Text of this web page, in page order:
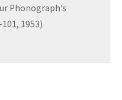
Phonograph’s
1953)